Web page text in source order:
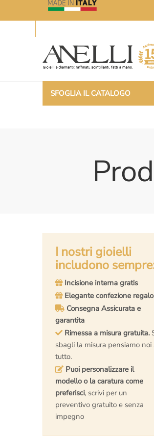
SFOGLIA IL CATALOGO
I nostri gioielli
includono
Incisione interna gratis
Elegante confezione regalo
Consegna Assicurata e
garantita
Rimessa a misura gratuita.
sbagli la misura pensiamo noi
tutto.
Puoi personalizzare il
modello o la caratura come
preferisci, scrivi per un
preventivo gratuito e senza
impegno